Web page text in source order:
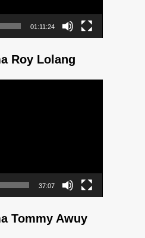
01:11:24
Roy Lolang
37:07
Tommy Awuy